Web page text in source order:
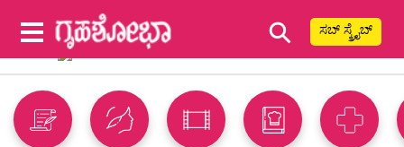
⚲ ಸಬ್ ಸ್ಕ್ರೈಬ್